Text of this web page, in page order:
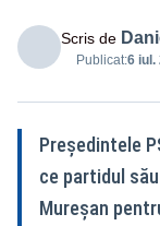
Scris de
Publicat:6 iul.
Președintele
ce partidul
Mureșan